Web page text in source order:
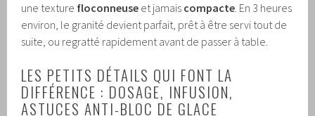
une texture floconneuse et jamais compacte . En 3 heures
environ, le granité devient parfait, prêt à être servi tout de
suite, ou regratté rapidement avant de passer à table.
LES PETITS DÉTAILS QUI FONT LA
DIFFÉRENCE : DOSAGE, INFUSION,
ASTUCES ANTI-BLOC DE GLACE